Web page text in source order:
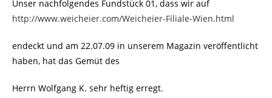
Unser nachfolgendes Fundstück 01, dass wir auf
http://www.weicheier.com/Weicheier-Filiale-Wien.html
endeckt und am 22.07.09 in unserem Magazin veröffentlicht
haben, hat das Gemüt des
Herrn Wolfgang K. sehr heftig erregt.